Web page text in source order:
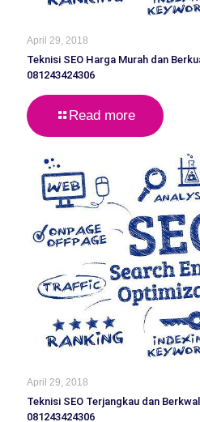
April 29, 2018
Teknisi SEO Harga Murah dan
081243424306
Read more
April 29, 2018
Teknisi SEO Terjangkau dan
081243424306